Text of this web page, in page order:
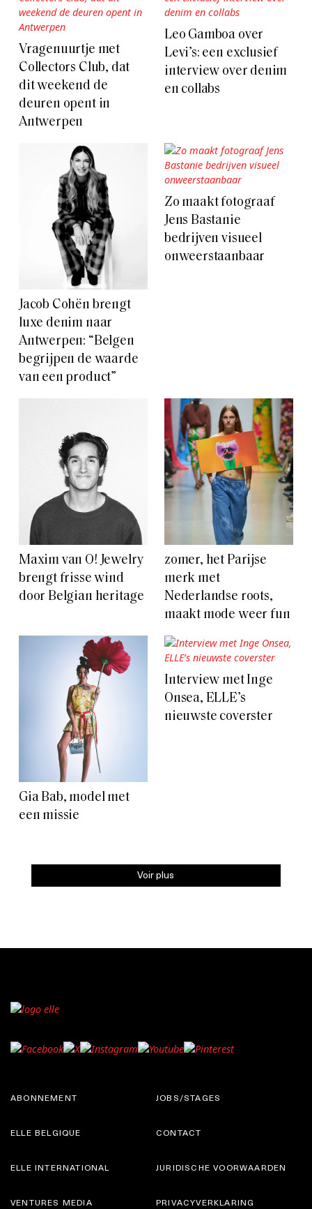
Vragenuurtje met
Collectors Club, dat
dit weekend de
deuren opent in
Antwerpen
Leo Gamboa over
Levi’s: een exclusief
interview over denim
en collabs
Jacob Cohën brengt
luxe denim naar
Antwerpen: “Belgen
begrijpen de waarde
van een product”
Zo maakt fotograaf
Jens Bastanie
bedrijven visueel
onweerstaanbaar
Maxim van O! Jewelry
brengt frisse wind
door Belgian heritage
zomer, het Parijse
merk met
Nederlandse roots,
maakt mode weer fun
Gia Bab, model met
een missie
Interview met Inge
Onsea, ELLE’s
nieuwste coverster
Voir plus
ABONNEMENT
ELLE BELGIQUE
JOBS/STAGES
CONTACT
ELLE INTERNATIONAL
VENTURES MEDIA
JURIDISCHE VOORWAARDEN
PRIVACYVERKLARING